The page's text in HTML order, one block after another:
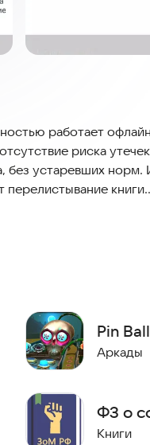
работает
риска
без устаревших
перелистывание книги.
работы не требуется.
разделам и
Pin
Аркады
ФЗ о
в РФ
Книги